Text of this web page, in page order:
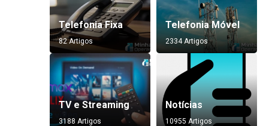
Telefonia Fixa
82 Artigos
Telefonia Móvel
2334 Artigos
TV e Streaming
3188 Artigos
Notícias
10955 Artigos